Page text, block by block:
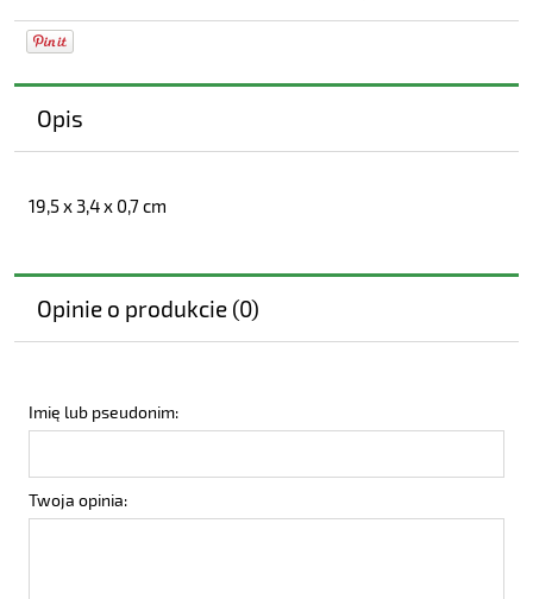
Opis
19,5 x 3,4 x 0,7 cm
Opinie o produkcie (0)
Imię lub pseudonim:
Twoja opinia: